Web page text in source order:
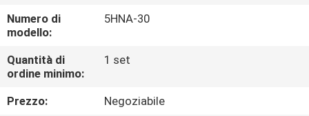
FABBRICA
CONTROLLO
DI
QUALITÀ
Numero di
modello:
5HNA-30
Quantità di
ordine minimo:
1 set
Prezzo:
Negoziabile